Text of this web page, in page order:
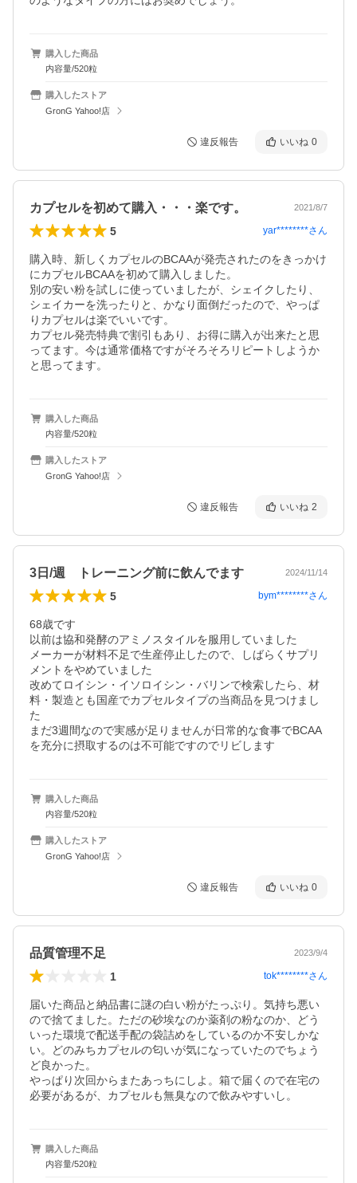
購入した商品
内容量/520粒
購入したストア
GronG Yahoo!店
違反報告 いいね 0
カプセルを初めて購入・・・楽です。 2021/8/7
5 yar********さん
購入時、新しくカプセルのBCAAが発売されたのをきっかけ
にカプセルBCAAを初めて購入しました。
別の安い粉を試しに使っていましたが、シェイクしたり、
シェイカーを洗ったりと、かなり面倒だったので、やっぱ
りカプセルは楽でいいです。
カプセル発売特典で割引もあり、お得に購入が出来たと思
ってます。今は通常価格ですがそろそろリピートしようか
と思ってます。
購入した商品
内容量/520粒
購入したストア
GronG Yahoo!店
違反報告 いいね 2
3日/週 トレーニング前に飲んでます 2024/11/14
5 bym********さん
68歳です
以前は協和発酵のアミノスタイルを服用していました
メーカーが材料不足で生産停止したので、しばらくサプリ
メントをやめていました
改めてロイシン・イソロイシン・バリンで検索したら、材
料・製造とも国産でカプセルタイプの当商品を見つけまし
た
まだ3週間なので実感が足りませんが日常的な食事でBCAA
を充分に摂取するのは不可能ですのでリビします
購入した商品
内容量/520粒
購入したストア
GronG Yahoo!店
違反報告 いいね 0
品質管理不足 2023/9/4
1 tok********さん
届いた商品と納品書に謎の白い粉がたっぷり。気持ち悪い
ので捨てました。ただの砂埃なのか薬剤の粉なのか、どう
いった環境で配送手配の袋詰めをしているのか不安しかな
い。どのみちカプセルの匂いが気になっていたのでちょう
ど良かった。
やっぱり次回からまたあっちにしよ。箱で届くので在宅の
購入した商品
内容量/520粒